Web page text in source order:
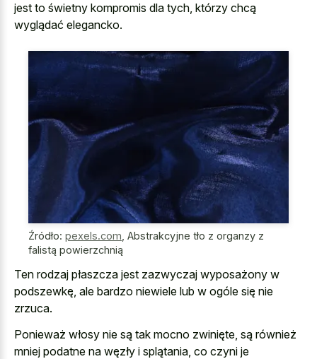
jest to świetny kompromis dla tych, którzy chcą
wyglądać elegancko.
Źródło: pexels.com Abstrakcyjne tło z organzy z
falistą powierzchnią
Ten rodzaj płaszcza jest zazwyczaj wyposażony w
podszewkę, ale bardzo niewiele lub w ogóle się nie
zrzuca.
Ponieważ włosy nie są tak mocno zwinięte, są również
mniej podatne na węzły i splątania, co czyni je